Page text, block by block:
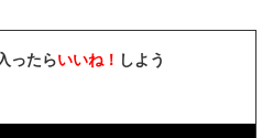
ったらいいね！ しよう